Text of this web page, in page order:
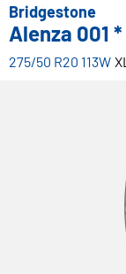
Bridgestone
Alenza 001 *
275/50 R20 113W XL